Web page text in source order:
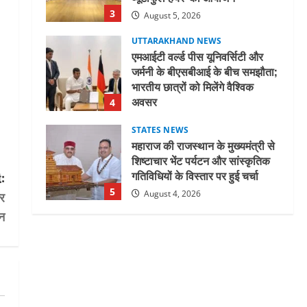
3 August 5, 2026
4
UTTARAKHAND NEWS
एमआईटी वर्ल्ड पीस यूनिवर्सिटी और
जर्मनी के बीएसबीआई के बीच समझौता;
भारतीय छात्रों को मिलेंगे वैश्विक
अवसर
5
STATES NEWS
महाराज की राजस्थान के मुख्यमंत्री से
शिष्टाचार भेंट पर्यटन और सांस्कृतिक
गतिविधियों के विस्तार पर हुई चर्चा
August 4, 2026